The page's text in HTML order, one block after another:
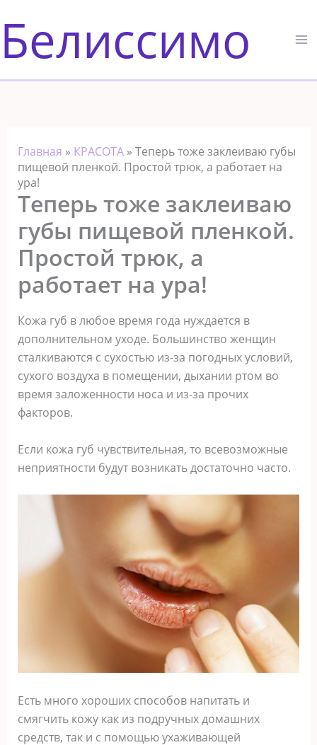
к
содержимому
Белиссимо
Главная » КРАСОТА» Теперь тоже заклеиваю губы
пищевой пленкой. Простой трюк, а работает на
ура!
Теперь тоже заклеиваю
губы пищевой пленкой.
Простой трюк, а
работает на ура!
Кожа губ в любое время года нуждается в
дополнительном уходе. Большинство женщин
сталкиваются с сухостью из-за погодных условий,
сухого воздуха в помещении, дыхании ртом во
время заложенности носа и из-за прочих
факторов.
Если кожа губ чувствительная, то всевозможные
неприятности будут возникать достаточно часто.
Есть много хороших способов напитать и
смягчить кожу как из подручных домашних
средств, так и с помощью ухаживающей